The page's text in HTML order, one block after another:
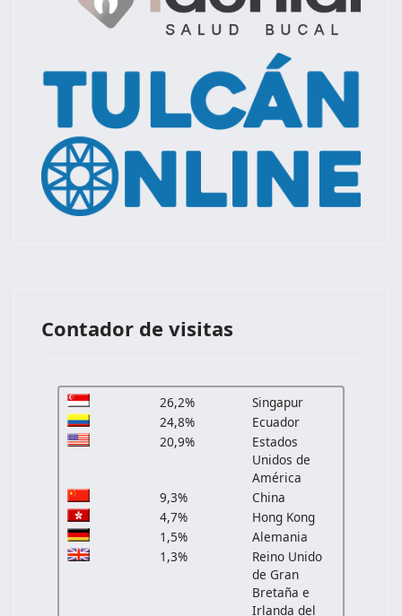
Contador de visitas
26,2%
Singapur
24,8%
Ecuador
20,9%
Estados
Unidos de
América
9,3%
China
4,7%
Hong Kong
1,5%
Alemania
1,3%
Reino Unido
de Gran
Bretaña e
Irlanda del